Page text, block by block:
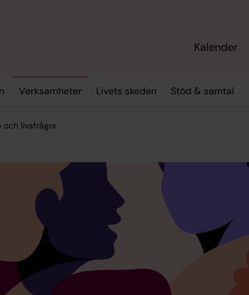
Kalender
Verksamheter Livets skeden Stöd & samtal
och livsfrågor